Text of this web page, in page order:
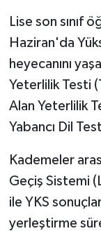
Lise son sınıf
Haziran'da
heyecanını
Yeterlilik Testi
Alan Yeterlilik
Yabancı Dil
Kademeler
Geçiş Sistemi
ile YKS
yerleştirme